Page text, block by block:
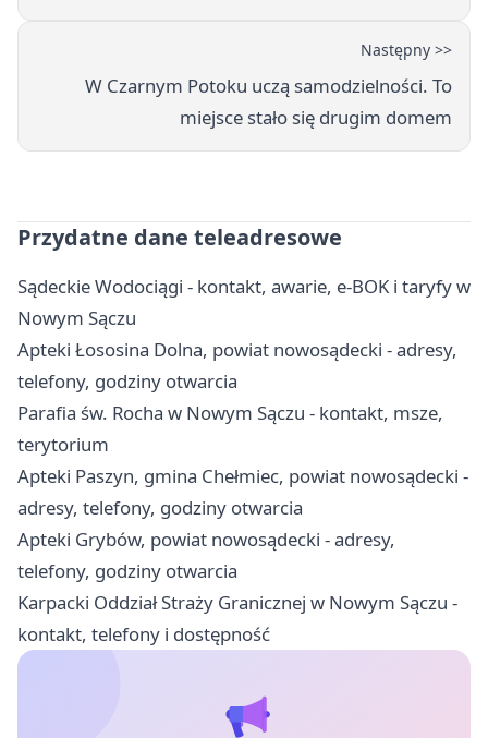
Następny >>
W Czarnym Potoku uczą samodzielności. To
miejsce stało się drugim domem
Przydatne dane teleadresowe
Sądeckie Wodociągi - kontakt, awarie, e-BOK i taryfy w
Nowym Sączu
Apteki Łososina Dolna, powiat nowosądecki - adresy,
telefony, godziny otwarcia
Parafia św. Rocha w Nowym Sączu - kontakt, msze,
terytorium
Apteki Paszyn, gmina Chełmiec, powiat nowosądecki -
adresy, telefony, godziny otwarcia
Apteki Grybów, powiat nowosądecki - adresy,
telefony, godziny otwarcia
Karpacki Oddział Straży Granicznej w Nowym Sączu -
kontakt, telefony i dostępność